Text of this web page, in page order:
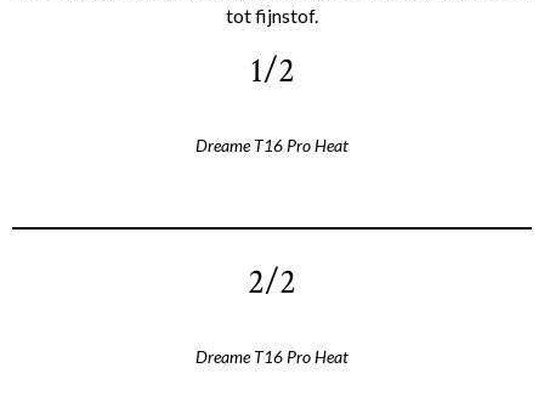
tot fijnstof.
1/2
Dreame T16 Pro Heat
2/2
Dreame T16 Pro Heat